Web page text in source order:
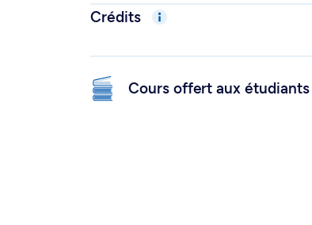
Crédits
Cours offert aux